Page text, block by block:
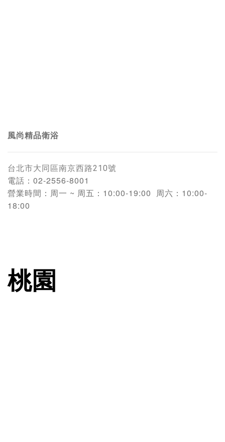
風尚精品衛浴
台北市大同區南京西路210號
電話： 02-2556-8001
營業時間： 周一 ~ 周五：10:00-19:00 周六：10:00-
18:00
桃園